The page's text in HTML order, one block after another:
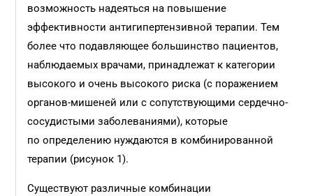
возможность надеяться на повышение
эффективности антигипертензивной терапии. Тем
более что подавляющее большинство пациентов,
наблюдаемых врачами, принадлежат к категории
высокого и очень высокого риска (с поражением
органов-мишеней или с сопутствующими сердечно-
сосудистыми заболеваниями), которые
по определению нуждаются в комбинированной
терапии (рисунок 1).
Существуют различные комбинации